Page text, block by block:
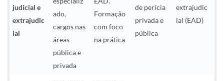
judicial e
extrajudic
ial
ado,
cargos nas
áreas
pública e
privada
Formação
com foco
na prática
de perícia
privada e
pública
extrajudic
ial (EAD)